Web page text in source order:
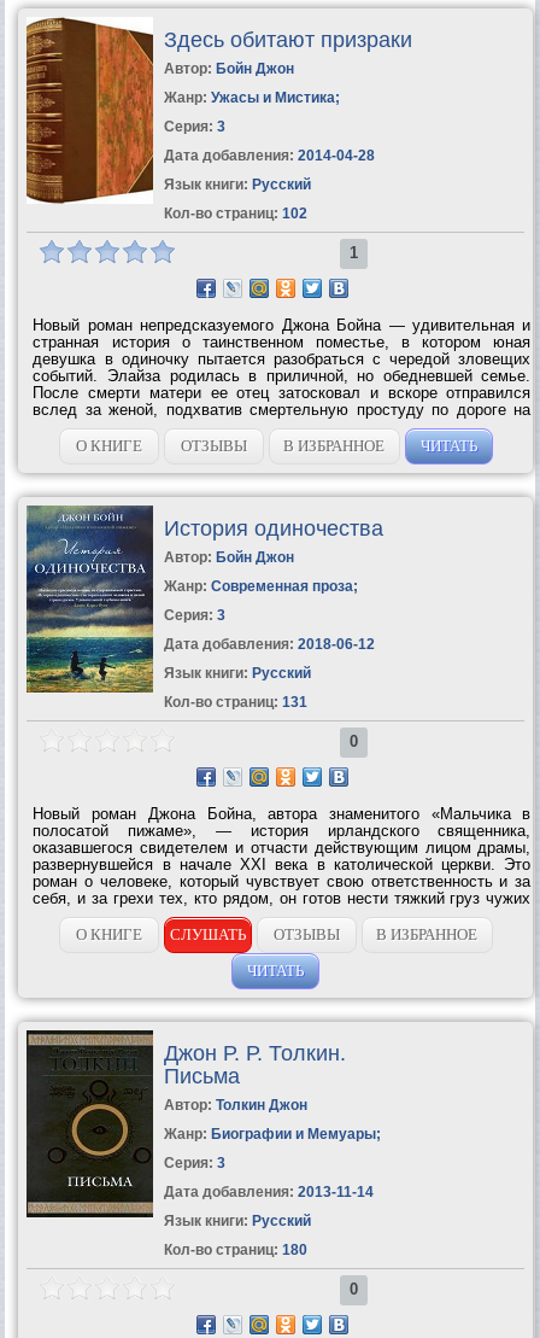
Здесь обитают призраки
Автор: Бойн Джон
Жанр: Ужасы и Мистика;
Серия: 3
Дата добавления: 2014-04-28
Язык книги: Русский
Кол-во страниц: 102
1
Новый роман непредсказуемого Джона Бойна — удивительная и
странная история о таинственном поместье, в котором юная
девушка в одиночку пытается разобраться с чередой зловещих
событий. Элайза родилась в приличной, но обедневшей семье.
После смерти матери ее отец затосковал и вскоре отправился
вслед за женой, подхватив смертельную простуду по дороге на
выступление Чарльза Диккенса. Элайза осталась одна на всем
белом свете и,...
О КНИГЕ ОТЗЫВЫ В ИЗБРАННОЕ ЧИТАТЬ
История одиночества
Автор: Бойн Джон
Жанр: Современная проза;
Серия: 3
Дата добавления: 2018-06-12
Язык книги: Русский
Кол-во страниц: 131
0
Новый роман Джона Бойна, автора знаменитого «Мальчика в
полосатой пижаме», — история ирландского священника,
оказавшегося свидетелем и отчасти действующим лицом драмы,
развернувшейся в начале XXI века в католической церкви. Это
роман о человеке, который чувствует свою ответственность и за
себя, и за грехи тех, кто рядом, он готов нести тяжкий груз чужих
проступков и прегрешений. Юный Одран поступил в семинарию в
1970-е, когда...
О КНИГЕ СЛУШАТЬ ОТЗЫВЫ
В ИЗБРАННОЕ
ЧИТАТЬ
Джон Р. Р. Толкин.
Письма
Автор: Толкин Джон
Жанр: Биографии и Мемуары;
Серия: 3
Дата добавления: 2013-11-14
Язык книги: Русский
Кол-во страниц: 180
0